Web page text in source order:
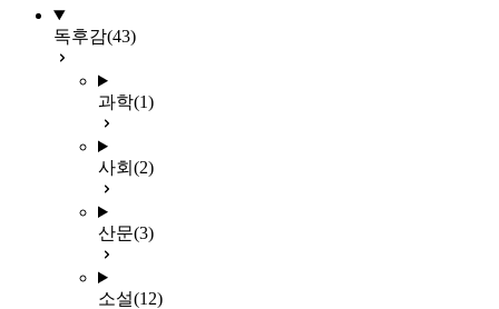
독후감(43)
과학(1)
사회 (2)
산문(3)
소설(12)